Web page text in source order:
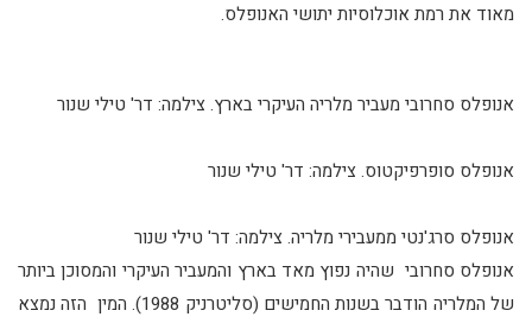
מאוד את רמת אוכלוסיות יתושי האנופלס.
אנופלס סחרובי מעביר מלריה העיקרי בארץ. צילמה: דר' טילי שנור
אנופלס סופרפיקטוס. צילמה: דר' טילי שנור
אנופלס סרג'נטי ממעבירי מלריה. צילמה: דר' טילי שנור
אנופלס סחרובי שהיה נפוץ מאד בארץ והמעביר העיקרי והמסוכן ביותר
של המלריה הודבר בשנות החמישים (סליטרניק 1988). המין הזה נמצא